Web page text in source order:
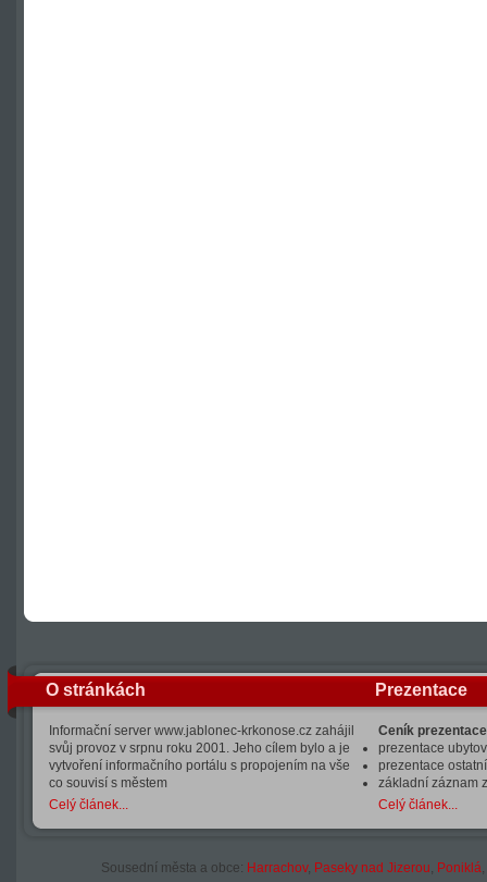
O stránkách
Informační server www.jablonec-krkonose.cz zahájil
svůj provoz v srpnu roku 2001. Jeho cílem bylo a je
vytvoření informačního portálu s propojením na vše
co souvisí s městem
Celý článek...
Prezentace
Ceník
prezentace
prezentace
základní záznam
Celý článek...
Sousední města a obce: Harrachov, Paseky nad Jizerou, Poniklá,